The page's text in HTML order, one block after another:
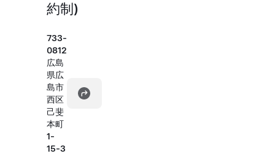
約制)
733-
0812
広島
県広
島市
西区
己斐
本町
1-
15-3